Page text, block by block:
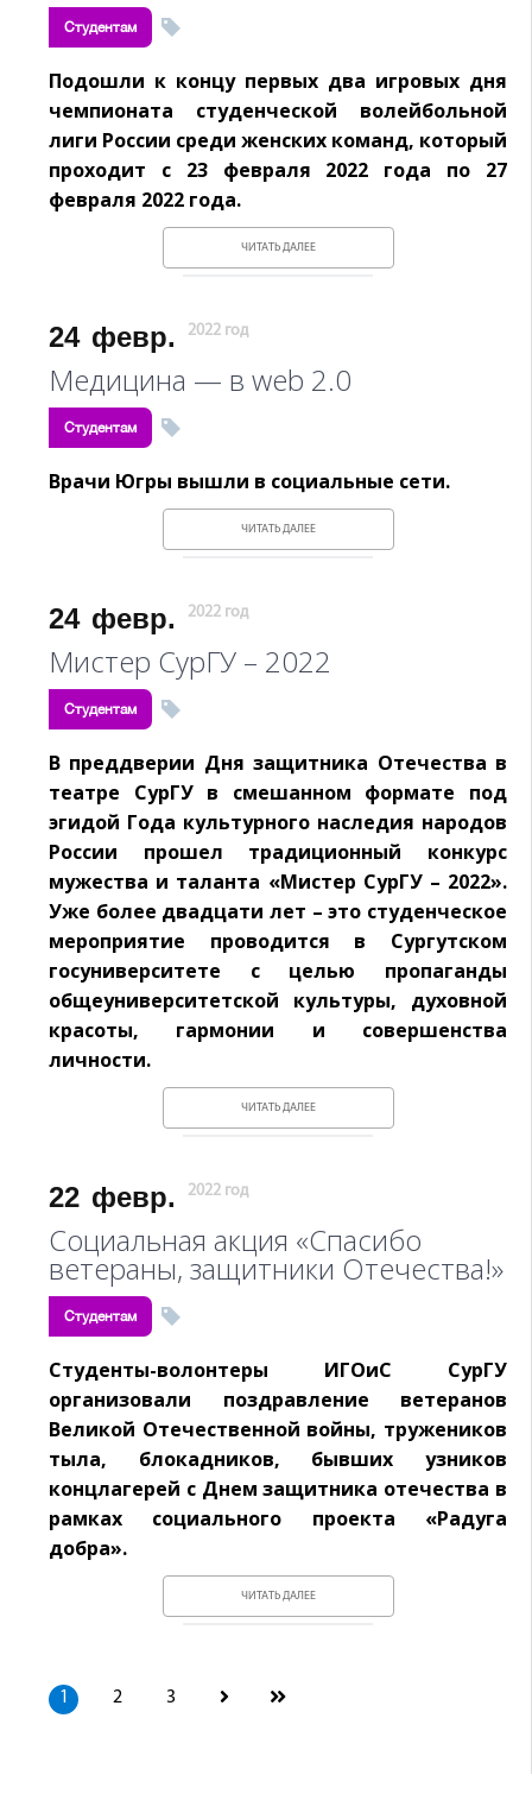
Студентам
Подошли к концу первых два игровых дня
чемпионата студенческой волейбольной
лиги России среди женских команд, который
проходит с 23 февраля 2022 года по 27
февраля 2022 года.
ЧИТАТЬ ДАЛЕЕ
24 февр. 2022 год
Медицина — в web 2.0
Студентам
Врачи Югры вышли в социальные сети.
ЧИТАТЬ ДАЛЕЕ
24 февр. 2022 год
Мистер СурГУ – 2022
Студентам
В преддверии Дня защитника Отечества в
театре СурГУ в смешанном формате под
эгидой Года культурного наследия народов
России прошел традиционный конкурс
мужества и таланта «Мистер СурГУ – 2022».
Уже более двадцати лет – это студенческое
мероприятие проводится в Сургутском
госуниверситете с целью пропаганды
общеуниверситетской культуры, духовной
красоты, гармонии и совершенства
личности.
ЧИТАТЬ ДАЛЕЕ
22 февр. 2022 год
Социальная акция «Спасибо
ветераны, защитники Отечества!»
Студентам
Студенты-волонтеры ИГОиС СурГУ
организовали поздравление ветеранов
Великой Отечественной войны, тружеников
тыла, блокадников, бывших узников
концлагерей с Днем защитника отечества в
рамках социального проекта «Радуга
добра».
ЧИТАТЬ ДАЛЕЕ
1 2 3